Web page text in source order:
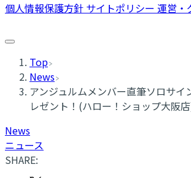
個人情報保護方針 サイトポリシー 運営・
Top
News
アンジュルムメンバー直筆ソロサイ
レゼント！(ハロー！ショップ大阪
News
ニュース
SHARE: